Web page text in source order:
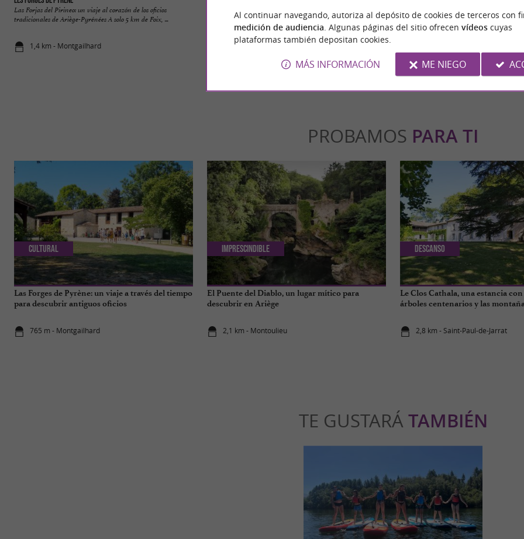
Las Forjas del Pirineo: un viaje al corazón de los oficios
tradicionales de Ariège-Pyrénées A solo 5 km de Foix, ...
1,4 km - Montgailhard
Foix es una encantadora ciudad medieval situada en el corazón
de los Pirineos, a una hora en coche desde Toulouse. ...
4,5 km - Foix
El castillo de Foix, emblema de la ciudad de
un monumento histórico de gran
PROBAMOS PARA TI
Las Forges de Pyrène: un viaje a través del tiempo
para descubrir antiguos oficios
765 m - Montgailhard
Cultural
El Puente del Diablo, un lugar mítico para
descubrir en Ariège
2,1 km - Montoulieu
Imprescindible
Le Clos Cathala, una estancia
árboles centenarios y las
2,8 km - Saint-Paul-de-Jarrat
Descanso
TE GUSTARÁTAMBIÉN
Al continuar navegando, autoriza al depósito de cookies de terceros con
medición de audiencia . Algunas páginas del sitio ofrecen vídeoscuyas
plataformas también depositan cookies.
MÁS INFORMACIÓN ME NIEGO